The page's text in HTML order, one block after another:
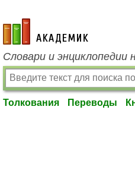
academic.ru
Словари и энциклопедии
Толкования Переводы